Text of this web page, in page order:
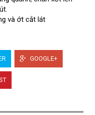
và ớt cắt lát
GOOGLE+